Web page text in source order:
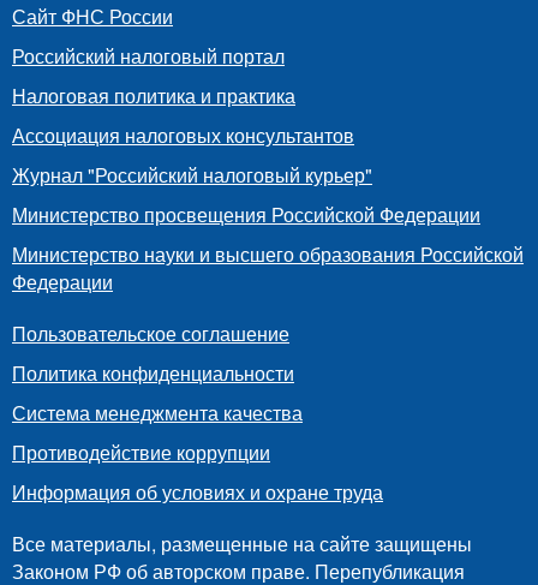
Сайт ФНС России
Российский налоговый портал
Налоговая политика и практика
Ассоциация налоговых консультантов
Журнал "Российский налоговый курьер"
Министерство просвещения Российской Федерации
Министерство науки и высшего образования Российской
Федерации
Пользовательское соглашение
Политика конфиденциальности
Система менеджмента качества
Противодействие коррупции
Информация об условиях и охране труда
Все материалы, размещенные на сайте защищены
Законом РФ об авторском праве. Перепубликация